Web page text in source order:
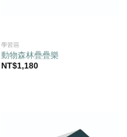
學習區
動物森林疊疊樂
NT$1,180